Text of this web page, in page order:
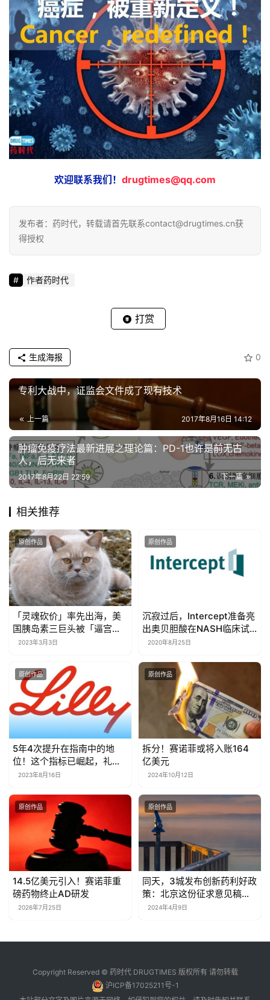
欢迎联系我们！ drugtimes@qq.com
发布者：药时代，转载请首先联系contact@drugtimes.cn获
得授权
作者药时代
打赏
0
生成海报
专利大战中，证监会文件成了现有技术
上一篇 2017年8月16日 14:12
肿瘤免疫疗法最新进展之理论篇：PD-1也许是前无古
人，后无来者
下一篇
2017年8月22日 22:59
相关推荐
原创作品
「灵魂砍价」率先出海，美
国胰岛素三巨头被「逼宫」
…… Orz
2023年3月3日
原创作品
沉寂过后，Intercept准备亮
出奥贝胆酸在NASH临床试
验上的新数据
2020年8月25日
原创作品
5年4次提升在指南中的地
位！这个指标已崛起，礼来
Tirzepatide竟然又领先了…
2023年8月16日
原创作品
拆分！赛诺菲或将入账164
亿美元
2024年10月12日
原创作品
14.5亿美元引入！赛诺菲重
磅药物终止AD研发
2026年7月25日
原创作品
同天，3城发布创新药利好政
策：北京这份征求意见稿为
何需要特别关注？
2024年4月9日
Copyright Reserved © 药时代 DRUGTIMES 版权所有 请勿转载
沪ICP备17025211号-1